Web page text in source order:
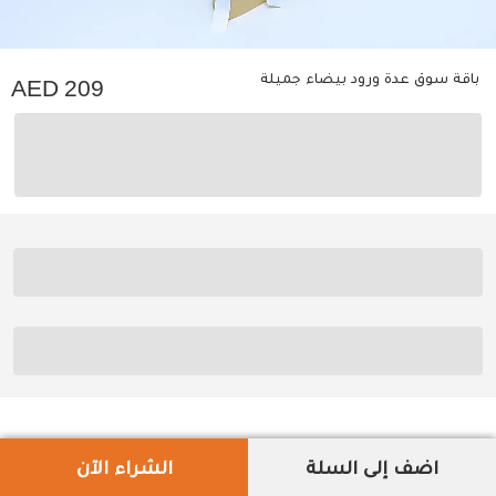
باقة سوق عدة ورود بيضاء جميلة 209
اضف إلى السلة الشراء الآن